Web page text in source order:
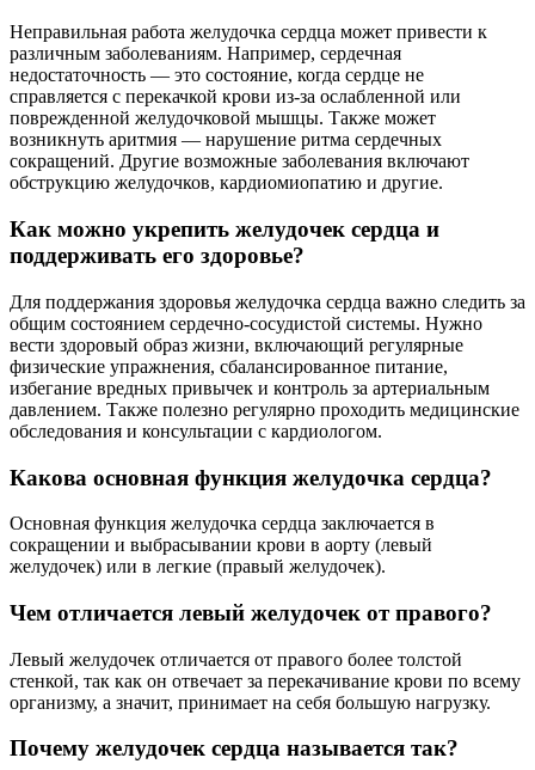
Неправильная работа желудочка сердца может привести к
различным заболеваниям. Например, сердечная
недостаточность — это состояние, когда сердце не
справляется с перекачкой крови из-за ослабленной или
поврежденной желудочковой мышцы. Также может
возникнуть аритмия — нарушение ритма сердечных
сокращений. Другие возможные заболевания включают
обструкцию желудочков, кардиомиопатию и другие.
Как можно укрепить желудочек сердца и
поддерживать его здоровье?
Для поддержания здоровья желудочка сердца важно следить за
общим состоянием сердечно-сосудистой системы. Нужно
вести здоровый образ жизни, включающий регулярные
физические упражнения, сбалансированное питание,
избегание вредных привычек и контроль за артериальным
давлением. Также полезно регулярно проходить медицинские
обследования и консультации с кардиологом.
Какова основная функция желудочка сердца?
Основная функция желудочка сердца заключается в
сокращении и выбрасывании крови в аорту (левый
желудочек) или в легкие (правый желудочек).
Чем отличается левый желудочек от правого?
Левый желудочек отличается от правого более толстой
стенкой, так как он отвечает за перекачивание крови по всему
организму, а значит, принимает на себя большую нагрузку.
Почему желудочек сердца называется так?